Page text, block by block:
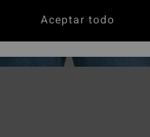
Aceptar todo